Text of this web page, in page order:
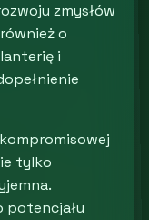
zmysłów
o
i
tylko
potencjału